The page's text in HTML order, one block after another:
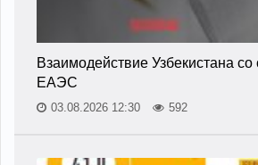
Взаимодействие Узбекистана со
ЕАЭС
03.08.2026 12:30 592